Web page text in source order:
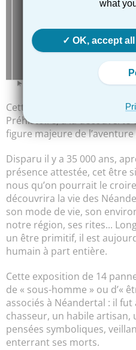
Cette exposition nous
Préhistoire, à la découverte
figure majeure de
Disparu il y a 35 000 ans,
présence attestée, cet être
nous qu’on pourrait le
découvrira la vie des
son mode de vie, son
notre région, ses rites...
un être primitif, il est
humain à part entière.
Cette exposition de 14
de « sous-homme » ou d’«
associés à Néandertal : il
chasseur, un habile artisan,
pensées symboliques,
enterrant ses morts.
what
OK, accept all